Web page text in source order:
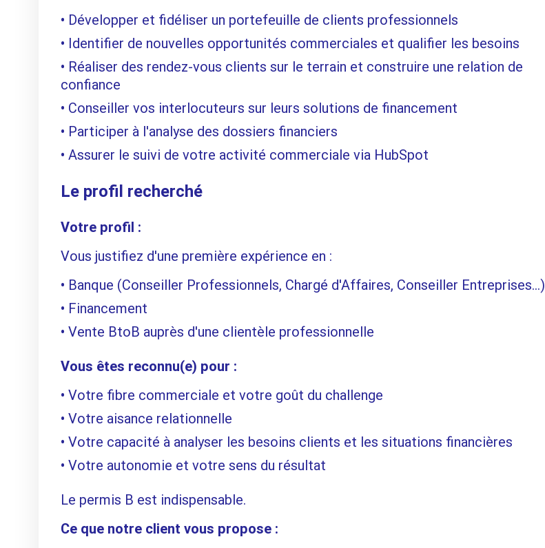
Développer et fidéliser un portefeuille de clients professionnels
Identifier de nouvelles opportunités commerciales et qualifier les besoins
Réaliser des rendez-vous clients sur le terrain et construire une relation de
confiance
Conseiller vos interlocuteurs sur leurs solutions de financement
Participer à l'analyse des dossiers financiers
Assurer le suivi de votre activité commerciale via HubSpot
Le profil recherché
Votre profil :
Vous justifiez d'une première expérience en :
Banque (Conseiller Professionnels, Chargé d'Affaires, Conseiller Entreprises…)
Financement
Vente BtoB auprès d'une clientèle professionnelle
Vous êtes reconnu(e) pour :
Votre fibre commerciale et votre goût du challenge
Votre aisance relationnelle
Votre capacité à analyser les besoins clients et les situations financières
Votre autonomie et votre sens du résultat
Le permis B est indispensable.
Ce que notre client vous propose :